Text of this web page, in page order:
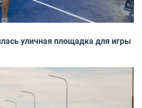
уличная площадка для игры